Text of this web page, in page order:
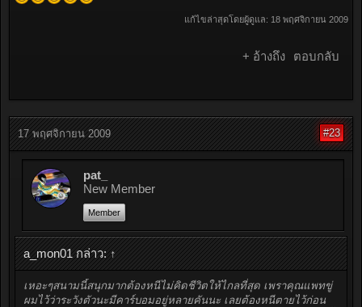
แก้ไขล่าสุดโดยผู้ดูแล: 18 พฤศจิกายน 2009
+ อ้างถึง ตอบกลับ
17 พฤศจิกายน 2009 #23
pat_
New Member
Member
a_mon01 กล่าว: ↑
เหอะๆสนามนี้สนุกมากต้องหนีไม่คิดชีวิตให้ไกลที่สุด เพราคุณแพทขู่
ผมไว้ว่าระวังตัวนะมีคาร์บอมอยู่หลายคันนะ เลยต้องหนีตายไว้ก่อน